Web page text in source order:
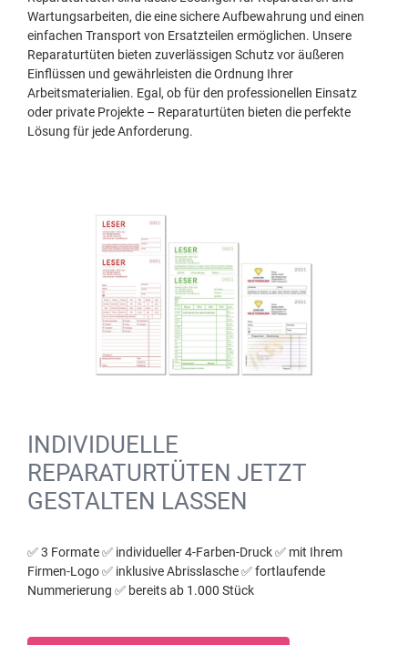
Wartungsarbeiten, die eine sichere Aufbewahrung und einen
einfachen Transport von Ersatzteilen ermöglichen. Unsere
Reparaturtüten bieten zuverlässigen Schutz vor äußeren
Einflüssen und gewährleisten die Ordnung Ihrer
Arbeitsmaterialien. Egal, ob für den professionellen Einsatz
oder private Projekte – Reparaturtüten bieten die perfekte
Lösung für jede Anforderung.
INDIVIDUELLE
REPARATURTÜTEN JETZT
GESTALTEN LASSEN
✅ 3 Formate ✅ individueller 4-Farben-Druck ✅ mit Ihrem
Firmen-Logo ✅ inklusive Abrisslasche ✅ fortlaufende
Nummerierung ✅ bereits ab 1.000 Stück